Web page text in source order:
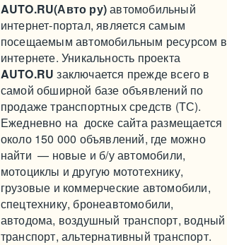
AUTO.RU(Авто ру)автомобильный
интернет-портал, является самым
посещаемым автомобильным ресурсом в
интернете. Уникальность проекта
AUTO.RU заключается прежде всего в
самой обширной базе объявлений по
продаже транспортных средств (ТС).
Ежедневно на доске сайта размещается
около 150 000 объявлений, где можно
найти — новые и б/у автомобили,
мотоциклы и другую мототехнику,
грузовые и коммерческие автомобили,
спецтехнику, бронеавтомобили,
автодома, воздушный транспорт, водный
транспорт, альтернативный транспорт.